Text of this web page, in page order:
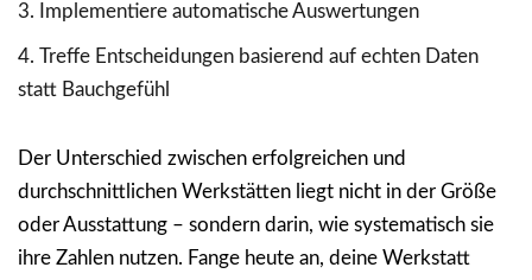
Implementiere automatische Auswertungen
Treffe Entscheidungen basierend auf echten Daten
statt Bauchgefühl
Der Unterschied zwischen erfolgreichen und
durchschnittlichen Werkstätten liegt nicht in der Größe
oder Ausstattung – sondern darin, wie systematisch sie
ihre Zahlen nutzen. Fange heute an, deine Werkstatt